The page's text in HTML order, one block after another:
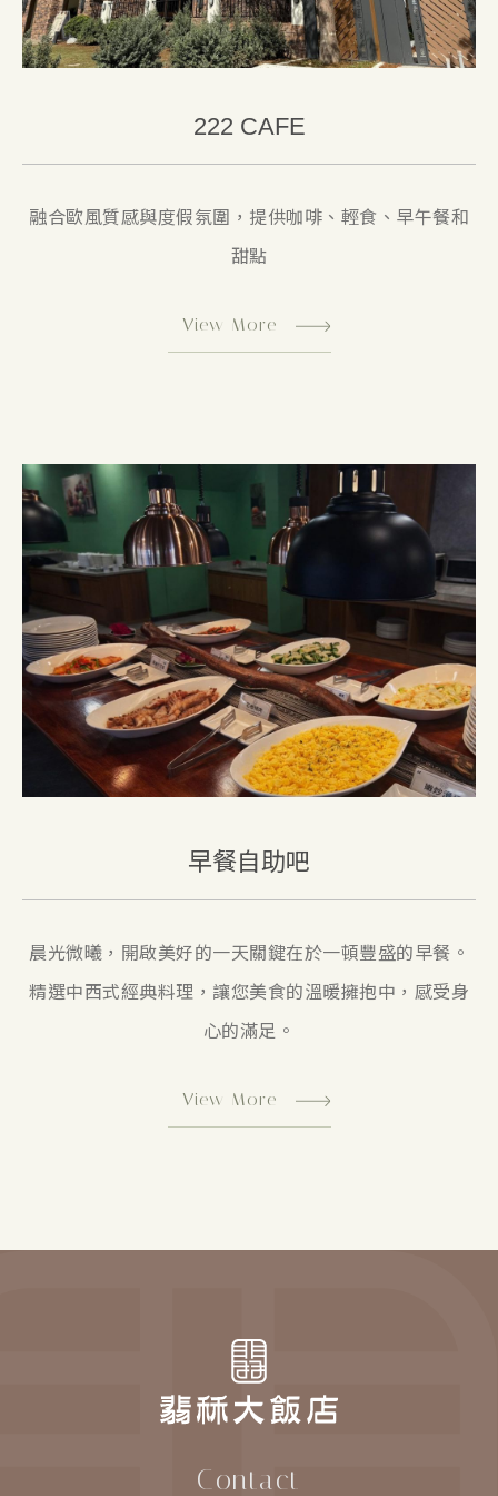
222 CAFE
融合歐風質感與度假氛圍，提供咖啡、輕食、早午餐和
甜點
View More
早餐自助吧
晨光微曦，開啟美好的一天關鍵在於一頓豐盛的早餐。
精選中西式經典料理，讓您美食的溫暖擁抱中，感受身
心的滿足。
View More
Contact